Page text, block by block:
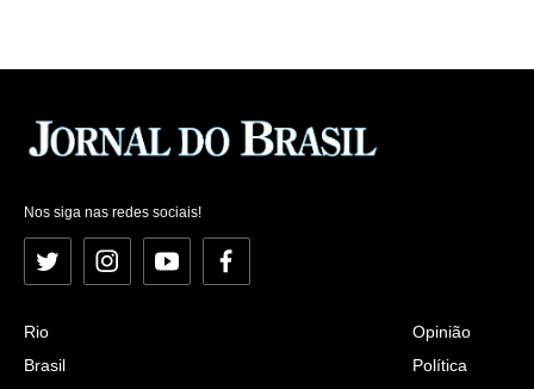
Nos siga nas redes sociais!
Twitter InstagramYouTubeFacebook
Rio
Brasil
Opinião
Política